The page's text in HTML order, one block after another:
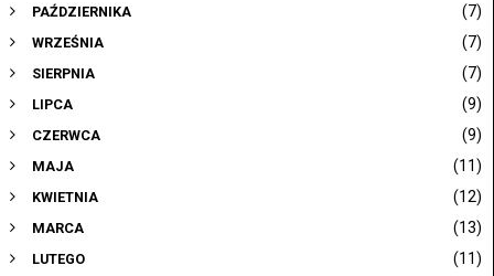
PAŹDZIERNIKA (7)
WRZEŚNIA (7)
SIERPNIA (7)
LIPCA (9)
CZERWCA (9)
MAJA (11)
KWIETNIA (12)
MARCA (13)
LUTEGO (11)